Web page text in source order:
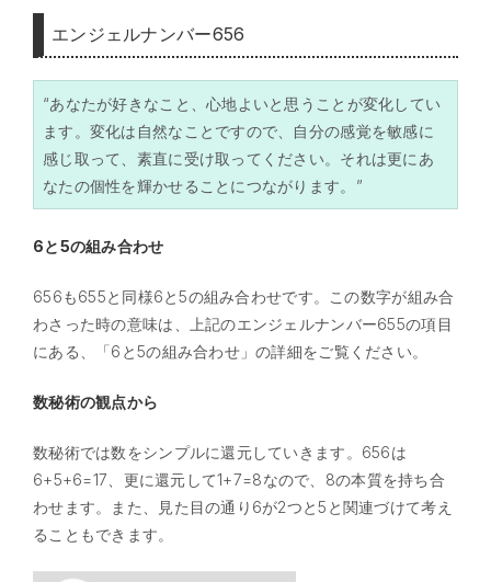
エンジェルナンバー656
“あなたが好きなこと、心地よいと思うことが変化してい
ます。変化は自然なことですので、自分の感覚を敏感に
感じ取って、素直に受け取ってください。それは更にあ
なたの個性を輝かせることにつながります。”
6と5の組み合わせ
656も655と同様6と5の組み合わせです。この数字が組み合
わさった時の意味は、上記のエンジェルナンバー655の項目
にある、「6と5の組み合わせ」の詳細をご覧ください。
数秘術の観点から
数秘術では数をシンプルに還元していきます。656は
6+5+6=17、更に還元して1+7=8なので、8の本質を持ち合
わせます。また、見た目の通り6が2つと5と関連づけて考え
ることもできます。